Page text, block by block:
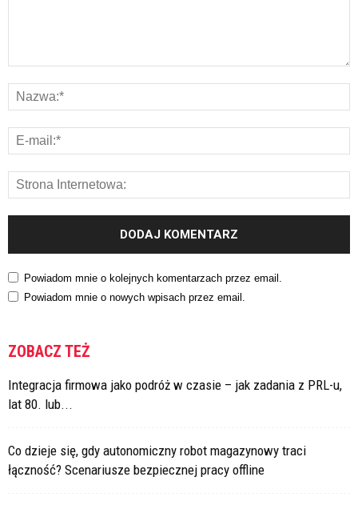
Powiadom mnie o kolejnych komentarzach przez email.
Powiadom mnie o nowych wpisach przez email.
ZOBACZ TEŻ
Integracja firmowa jako podróż w czasie – jak zadania z PRL-u,
lat 80. lub...
Co dzieje się, gdy autonomiczny robot magazynowy traci
łączność? Scenariusze bezpiecznej pracy offline